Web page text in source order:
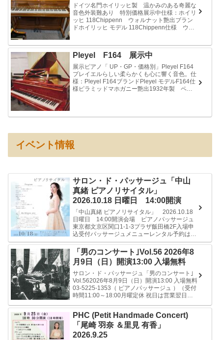
ドイツ名門ホイリッヒ製 温かみのある奇麗な
音色外装難あり 特別価格展示中仕様：ホイリ
ッヒ 118Chippenn ウォルナット艶出ブラン
ドホイリッヒ モデル 118Chippenn仕様 ウォ
Pleyel F164 展示中
展示ピアノ「 UP・GP・価格別」Pleyel F164
プレイエルらしい柔らかくも心に響く音色。仕
様：Pleyel F164ブランドPleyel モデルF164仕
様ピラミッドマホガニー艶出1932年製 ペダ
イベント情報
サロン・ド・パッサージュ「中山
真緒 ピアノリサイタル」
2026.10.18 日曜日 14:00開演
「中山真緒 ピアノリサイタル」 2026.10.18
日曜日 14:00開演会場 ピアノパッサージュ
東京都文京区関口1-1-3プラザ飯田橋2F入場申
込受付パッサージュメニューレンタル予約はこ
ちらピアノレッスン新着情報pick-upおすすめ
記...
「男のコンサート｣Vol.56 2026年8
月9日（日）開演13:00 入場無料
サロン・ド・パッサージュ「男のコンサート｣
Vol.562026年8月9日（日）開演13:00 入場無料
03-5225-1353（ ピアノパッサージュ ）（受付
時間11:00～18:00月曜定休 祝日は営業翌日定
PHC (Petit Handmade Concert)
「尾崎 羽奈 ＆里見 有香」
2026.9.25